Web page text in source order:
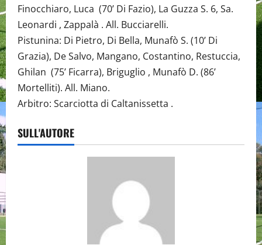
Finocchiaro, Luca (70’ Di Fazio), La Guzza S. 6, Sa.
Leonardi , Zappalà . All. Bucciarelli.
Pistunina: Di Pietro, Di Bella, Munafò S. (10’ Di
Grazia), De Salvo, Mangano, Costantino, Restuccia,
Ghilan (75’ Ficarra), Briguglio , Munafò D. (86’
Mortelliti). All. Miano.
Arbitro: Scarciotta di Caltanissetta .
SULL'AUTORE